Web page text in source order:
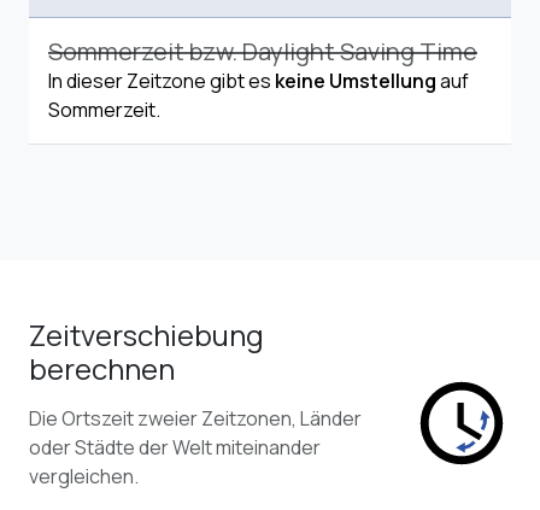
Sommerzeit bzw. Daylight Saving Time
In dieser Zeitzone gibt es keine Umstellungauf
Sommerzeit.
Zeitverschiebung
berechnen
Die Ortszeit zweier Zeitzonen, Länder
oder Städte der Welt miteinander
vergleichen.